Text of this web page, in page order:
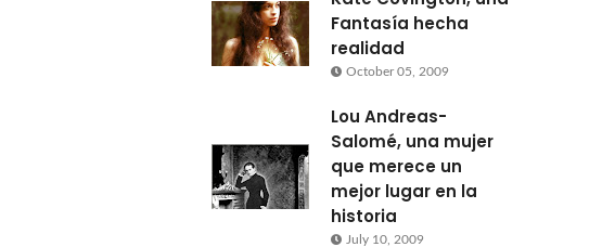
Fantasía hecha
realidad
October 05, 2009
Lou Andreas-
Salomé, una mujer
que merece un
mejor lugar en la
historia
July 10, 2009